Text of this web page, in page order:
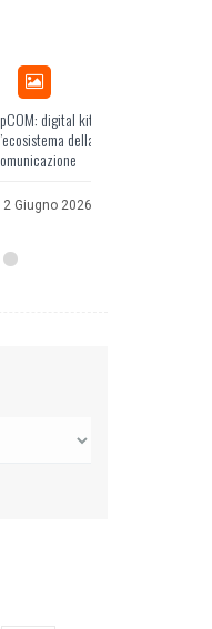
digital kit
della
Giugno 2026